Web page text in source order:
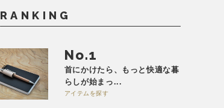
RANKING
No.
首にかけたら、もっと快適な暮
らしが始まっ...
アイテムを探す